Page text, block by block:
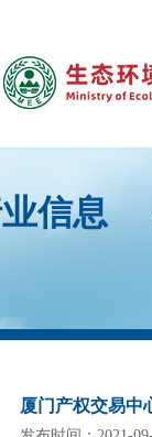
信息
厦门产权交易中